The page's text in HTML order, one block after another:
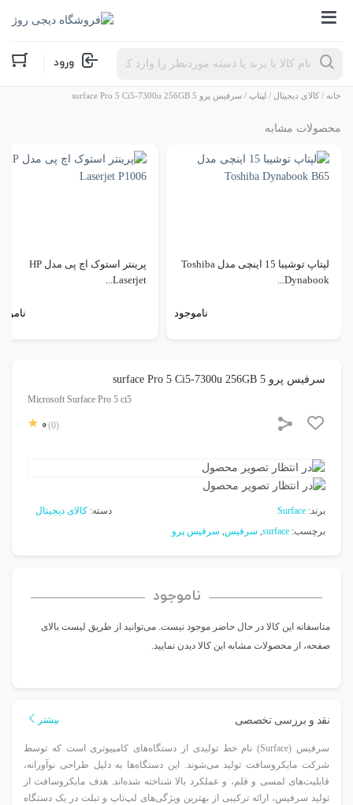
Products
search
ورود
خانه / کالای دیجیتال / لپتاپ / سرفیس پرو 5 surface Pro 5 Ci5-7300u 256GB
محصولات مشابه
لپتاپ توشیبا 15 اینچی مدل Toshiba
Dynabook...
ناموجود
پرینتر استوک اچ پی مدل HP
Laserjet...
سرفیس پرو 5 surface Pro 5 Ci5-7300u 256GB
Microsoft Surface Pro 5 ci5
0 (0)
برند: Surface دسته: کالای دیجیتال
برچسب: surface
, سرفیس, سرفیس پرو
ناموجود
متاسفانه این کالا در حال حاضر موجود نیست. می‌توانید از طریق لیست بالای
صفحه، از محصولات مشابه این کالا دیدن نمایید.
نقد و بررسی تخصصی بیشتر
سرفیس (Surface) نام خط تولیدی از دستگاه‌های کامپیوتری است که توسط
شرکت مایکروسافت تولید می‌شوند. این دستگاه‌ها به دلیل طراحی نوآورانه،
قابلیت‌های لمسی و قلم، و عملکرد بالا شناخته شده‌اند. هدف مایکروسافت از
تولید سرفیس، ارائه ترکیبی از بهترین ویژگی‌های لپ‌تاپ و تبلت در یک دستگاه